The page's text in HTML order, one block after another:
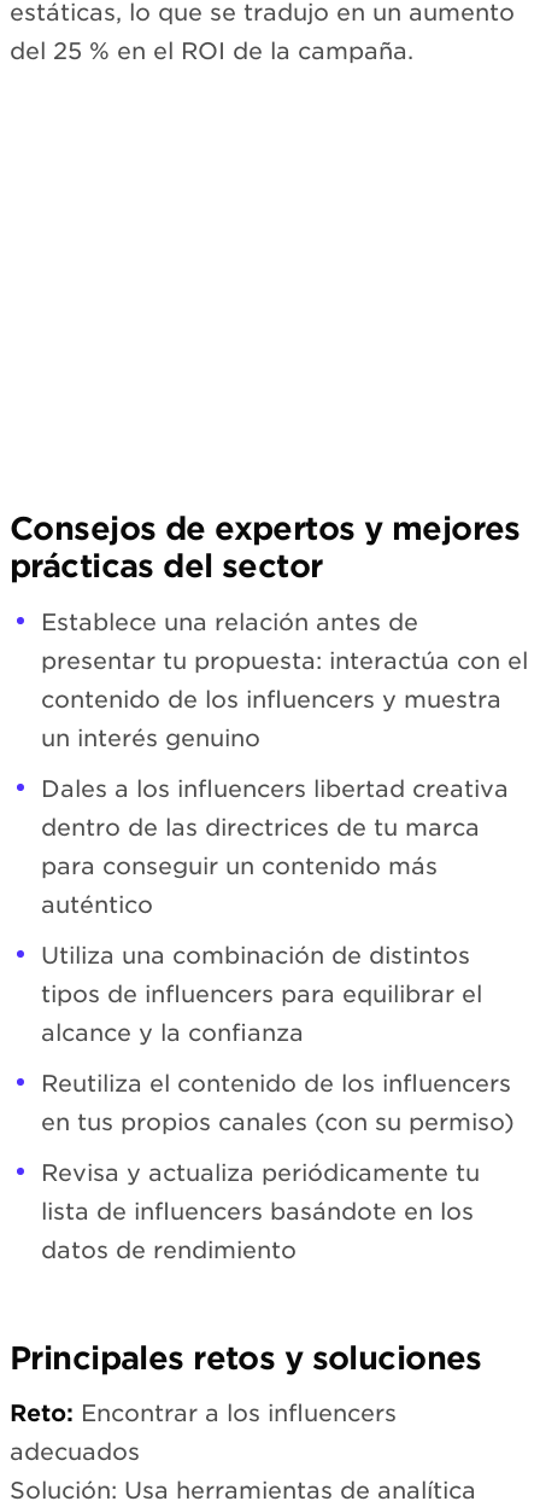
estáticas, lo que se tradujo en un aumento
del 25 % en el ROI de la campaña.
Consejos de expertos y mejores
prácticas del sector
Establece una relación antes de
presentar tu propuesta: interactúa con el
contenido de los influencers y muestra
un interés genuino
Dales a los influencers libertad creativa
dentro de las directrices de tu marca
para conseguir un contenido más
auténtico
Utiliza una combinación de distintos
tipos de influencers para equilibrar el
alcance y la confianza
Reutiliza el contenido de los influencers
en tus propios canales (con su permiso)
Revisa y actualiza periódicamente tu
lista de influencers basándote en los
datos de rendimiento
Principales retos y soluciones
Reto: Encontrar a los influencers
adecuados
Solución: Usa herramientas de analítica